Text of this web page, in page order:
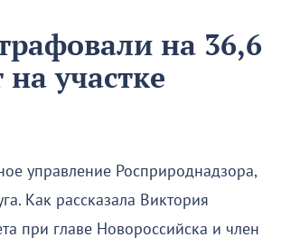
на 36,6
участке
управление Росприроднадзора,
Как рассказала Виктория
при главе Новороссийска и член